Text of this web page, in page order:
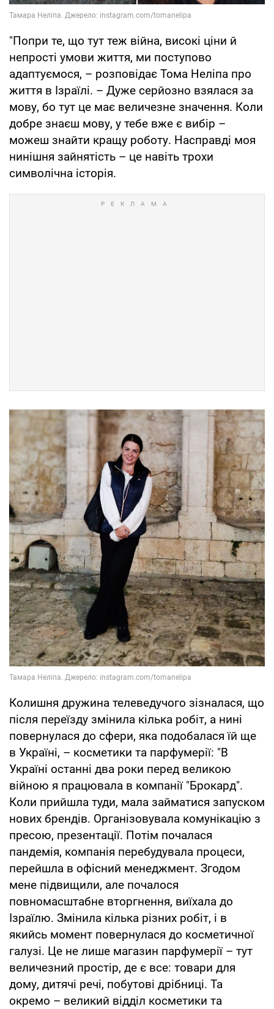
"Попри те, що тут теж війна, високі ціни й
непрості умови життя, ми поступово
адаптуємося, – розповідає Тома Неліпа про
життя в Ізраїлі. – Дуже серйозно взялася за
мову, бо тут це має величезне значення. Коли
добре знаєш мову, у тебе вже є вибір –
можеш знайти кращу роботу. Насправді моя
нинішня зайнятість – це навіть трохи
символічна історія.
Колишня дружина телеведучого зізналася, що
після переїзду змінила кілька робіт, а нині
повернулася до сфери, яка подобалася їй ще
в Україні, – косметики та парфумерії: "В
Україні останні два роки перед великою
війною я працювала в компанії "Брокард".
Коли прийшла туди, мала займатися запуском
нових брендів. Організовувала комунікацію з
пресою, презентації. Потім почалася
пандемія, компанія перебудувала процеси,
перейшла в офісний менеджмент. Згодом
мене підвищили, але почалося
повномасштабне вторгнення, виїхала до
Ізраїлю. Змінила кілька різних робіт, і в
якийсь момент повернулася до косметичної
галузі. Це не лише магазин парфумерії – тут
величезний простір, де є все: товари для
дому, дитячі речі, побутові дрібниці. Та
окремо – великий відділ косметики та